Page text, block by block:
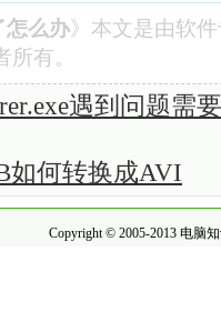
怎么办》本文是由软
有。
遇到问题需
如何转换成AVI
Copyright © 2005-2013 电脑